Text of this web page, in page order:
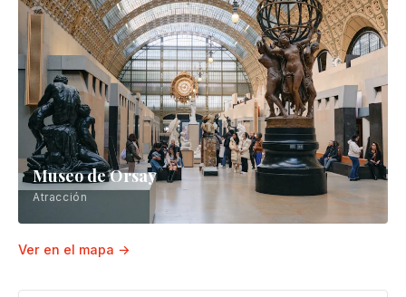
Museo de Orsay
Atracción
Ver en el mapa →